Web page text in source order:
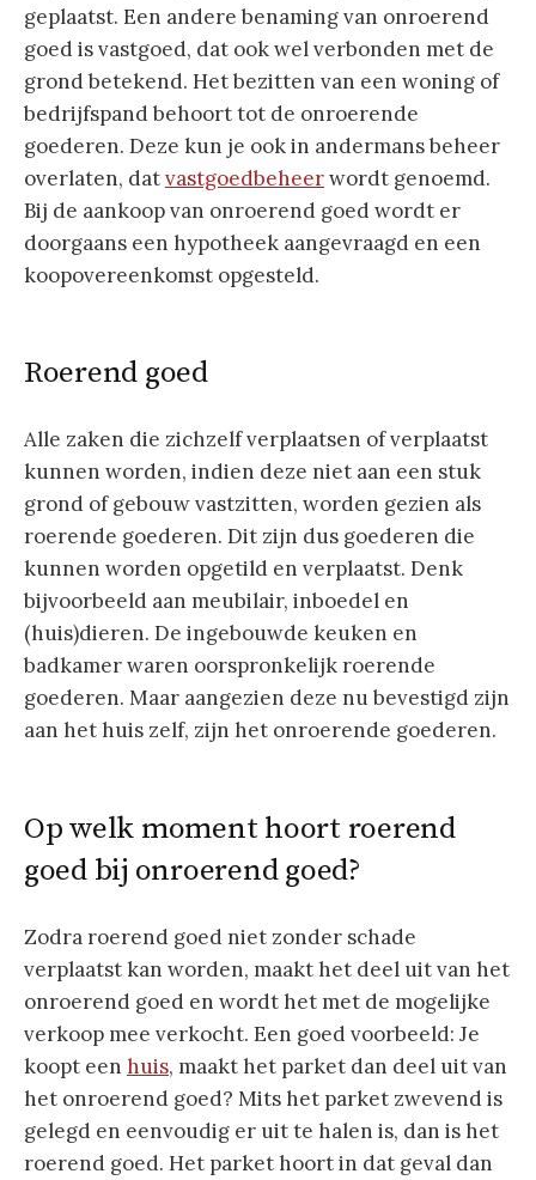
geplaatst. Een andere benaming van onroerend
goed is vastgoed, dat ook wel verbonden met de
grond betekend. Het bezitten van een woning of
bedrijfspand behoort tot de onroerende
goederen. Deze kun je ook in andermans beheer
overlaten, datvastgoedbeheerwordt genoemd.
Bij de aankoop van onroerend goed wordt er
doorgaans een hypotheek aangevraagd en een
koopovereenkomst opgesteld.
Roerend goed
Alle zaken die zichzelf verplaatsen of verplaatst
kunnen worden, indien deze niet aan een stuk
grond of gebouw vastzitten, worden gezien als
roerende goederen. Dit zijn dus goederen die
kunnen worden opgetild en verplaatst. Denk
bijvoorbeeld aan meubilair, inboedel en
(huis)dieren. De ingebouwde keuken en
badkamer waren oorspronkelijk roerende
goederen. Maar aangezien deze nu bevestigd zijn
aan het huis zelf, zijn het onroerende goederen.
Op welk moment hoort roerend
goed bij onroerend goed?
Zodra roerend goed niet zonder schade
verplaatst kan worden, maakt het deel uit van het
onroerend goed en wordt het met de mogelijke
verkoop mee verkocht. Een goed voorbeeld: Je
koopt een huis, maakt het parket dan deel uit van
het onroerend goed? Mits het parket zwevend is
gelegd en eenvoudig er uit te halen is, dan is het
roerend goed. Het parket hoort in dat geval dan